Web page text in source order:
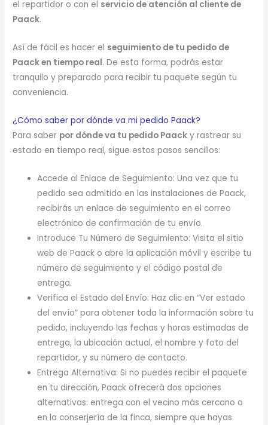
el repartidor o con el servicio de atención al cliente de
Paack.
Así de fácil es hacer el seguimiento de tu pedido de
Paack en tiempo real. De esta forma, podrás estar
tranquilo y preparado para recibir tu paquete según tu
conveniencia.
¿Cómo saber por dónde va mi pedido Paack?
Para saber por dónde va tu pedido Paack y rastrear su
estado en tiempo real, sigue estos pasos sencillos:
Accede al Enlace de Seguimiento: Una vez que tu
pedido sea admitido en las instalaciones de Paack,
recibirás un enlace de seguimiento en el correo
electrónico de confirmación de tu envío.
Introduce Tu Número de Seguimiento: Visita el sitio
web de Paack o abre la aplicación móvil y escribe tu
número de seguimiento y el código postal de
entrega.
Verifica el Estado del Envío: Haz clic en “Ver estado
del envío” para obtener toda la información sobre tu
pedido, incluyendo las fechas y horas estimadas de
entrega, la ubicación actual, el nombre y foto del
repartidor, y su número de contacto.
Entrega Alternativa: Si no puedes recibir el paquete
en tu dirección, Paack ofrecerá dos opciones
alternativas: entrega con el vecino más cercano o
en la conserjería de la finca, siempre que hayas